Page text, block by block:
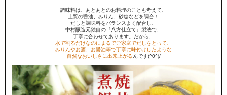
調味料は、あとあとのお料理のことも考えて、
上質の醤油、みりん、砂糖などを調合！
だしと調味料をバランスよく配合し、
中村醸造元独自の『八方仕立て』製法で、
丁寧に合わせてあります。だから、
水で割るだけなのにまるでご家庭でだしをとって、
みりんやお酒、お醤油等で丁寧に味付けしたような
自然なおいしさに出来上がるんです(^0^)/